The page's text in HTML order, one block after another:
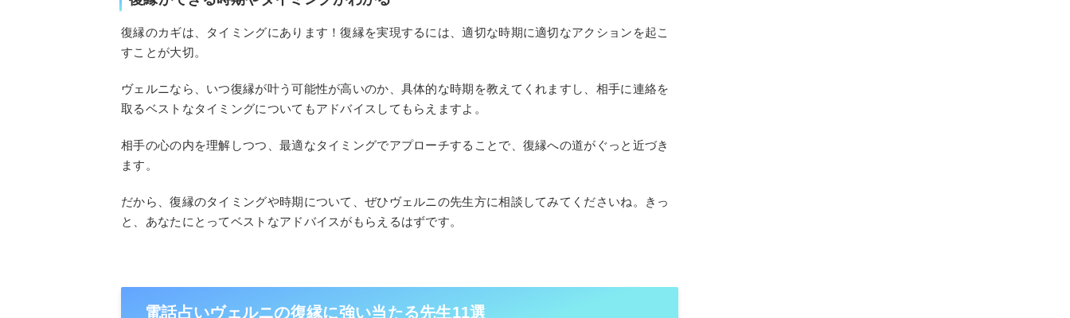
復縁のカギは、タイミングにあります！復縁を実現するには、適切な時期に適切なアクションを起こ
すことが大切。
ヴェルニなら、いつ復縁が叶う可能性が高いのか、具体的な時期を教えてくれますし、相手に連絡を
取るベストなタイミングについてもアドバイスしてもらえますよ。
相手の心の内を理解しつつ、最適なタイミングでアプローチすることで、復縁への道がぐっと近づき
ます。
だから、復縁のタイミングや時期について、ぜひヴェルニの先生方に相談してみてくださいね。きっ
と、あなたにとってベストなアドバイスがもらえるはずです。
電話占いヴェルニの復縁に強い当たる先生11選